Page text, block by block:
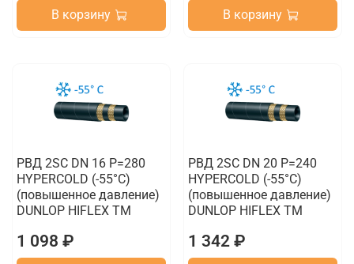
В корзину В корзину
РВД 2SC DN 16 P=280
HYPERCOLD (-55°C)
(повышенное давление)
DUNLOP HIFLEX TM
1 098 ₽
РВД 2SC DN 20 P=240
HYPERCOLD (-55°C)
(повышенное давление)
DUNLOP HIFLEX TM
1 342 ₽